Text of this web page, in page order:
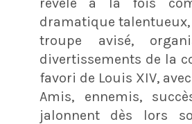
dramatique
troupe avisé,
divertissements de la
favori de Louis XIV,
Amis, ennemis,
jalonnent dès lors